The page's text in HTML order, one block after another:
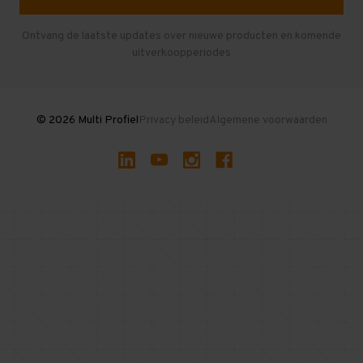
Gebruikte entresolvloeren
Ontvang de laatste updates over nieuwe producten en komende
uitverkoopperiodes
© 2026 Multi ProfielPrivacy beleidAlgemene voorwaarden